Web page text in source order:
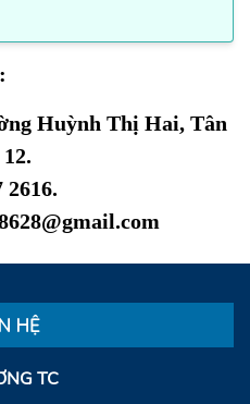
Huỳnh Thị Hai, Tân
HỆ
TC